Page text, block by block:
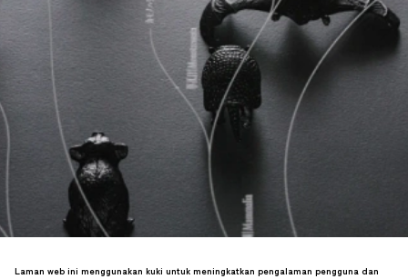
Laman web ini menggunakan kuki untuk meningkatkan pengalaman pengguna dan